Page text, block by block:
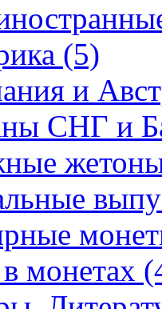
(5)
и
СНГ и
монетах